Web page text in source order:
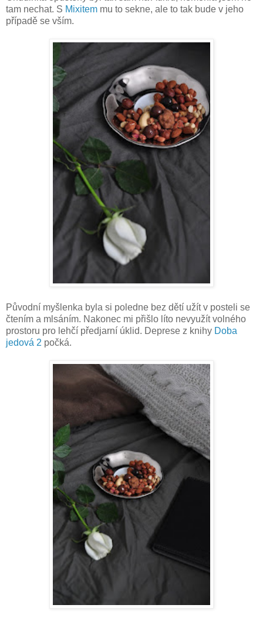
tam nechat. S Mixitem mu to sekne, ale to tak bude v jeho
případě se vším.
Původní myšlenka byla si poledne bez dětí užít v posteli se
čtením a mlsáním. Nakonec mi přišlo líto nevyužít volného
prostoru pro lehčí předjarní úklid. Deprese z knihy Doba
jedová 2 počká.